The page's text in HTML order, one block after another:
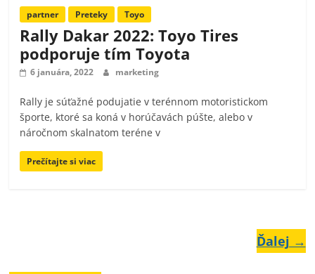
partner Preteky Toyo
Rally Dakar 2022: Toyo Tires
podporuje tím Toyota
6 januára, 2022 marketing
Rally je súťažné podujatie v terénnom motoristickom
športe, ktoré sa koná v horúčavách púšte, alebo v
náročnom skalnatom teréne v
Prečítajte si viac
Ďalej →